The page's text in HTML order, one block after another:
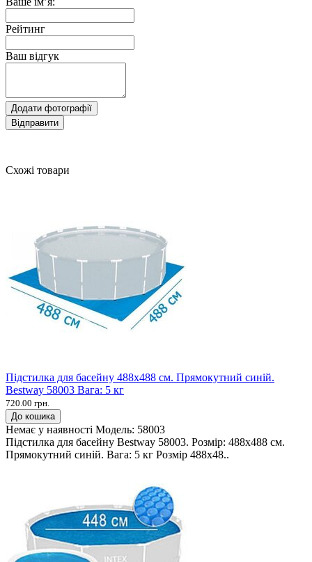
Рейтинг
Ваш відгук
Додати фотографії
Відправити
Схожі товари
Підстилка для басейну 488х488 см. Прямокутний синій.
Bestway 58003 Вага: 5 кг
720.00 грн.
До кошика
Немає у наявності Модель: 58003
Підстилка для басейну Bestway 58003. Розмір: 488х488 см.
Прямокутний синій. Вага: 5 кг Розмір 488х48..